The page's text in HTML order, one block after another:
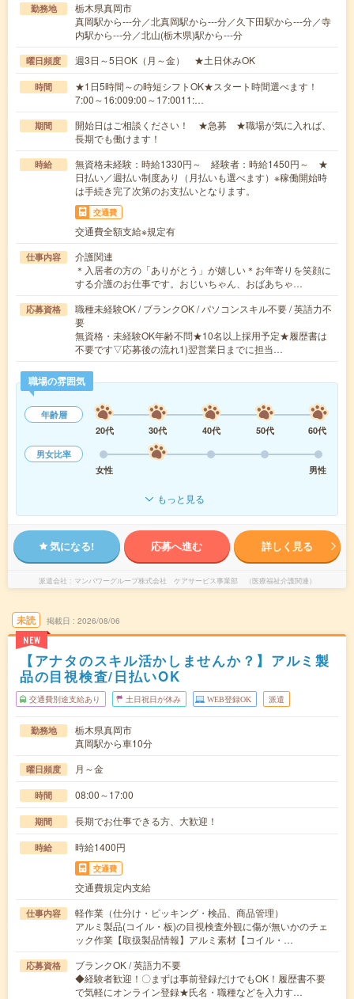
勤務地
栃木県真岡市
真岡駅から---分／北真岡駅から---分／久下田駅から---分／寺
内駅から---分／北山(栃木県)駅から---分
曜日頻度 週3日～5日OK（月～金） ★土日休みOK
時間
★1日5時間～の時短シフトOK★スタート時間選べます！
7:00～16:009:00～17:0011:…
期間
開始日はご相談ください！ ★急募 ★職場が気に入れば、
長期でも働けます！
時給
無資格未経験：時給1330円～ 経験者：時給1450円～ ★
日払い／週払い制度あり（月払いも選べます）※稼働開始時
は手続き完了次第のお支払いとなります。
交通費
交通費全額支給※規定有
仕事内容
介護関連
＊入居者の方の「ありがとう」が嬉しい＊お年寄りを笑顔に
する介護のお仕事です。おじいちゃん、おばあちゃ…
応募資格
職種未経験OK / ブランクOK / パソコンスキル不要 / 英語力不
要
無資格・未経験OK年齢不問★10名以上採用予定★履歴書は
不要です▽応募後の流れ1)翌営業日までに担当…
職場の雰囲気
年齢層
20代
30代 40代 50代
60代
男女比率
女性
男性
もっと見る
気になる! 応募へ進む 詳しく見る
派遣会社 マンパワーグループ株式会社 ケアサービス事業部 （医療福祉介護関連）
未読
NEW
掲載日 2026/08/06
【アナタのスキル活かしませんか？】アルミ製
品の目視検査/日払いOK
交通費別途支給あり 土日祝日が休み WEB登録OK 派遣
勤務地
栃木県真岡市
真岡駅から車10分
曜日頻度 月～金
時間 08:00～17:00
期間 長期でお仕事できる方、大歓迎！
時給 時給1400円
交通費
交通費規定内支給
仕事内容
軽作業（仕分け・ピッキング・検品、商品管理）
アルミ製品(コイル・板)の目視検査外観に傷が無いかのチェ
ック作業【取扱製品情報】アルミ素材【コイル・…
応募資格
ブランクOK / 英語力不要
◆経験者歓迎！〇まずは事前登録だけでもOK！履歴書不要
で気軽にオンライン登録★氏名・職種などを入力す…